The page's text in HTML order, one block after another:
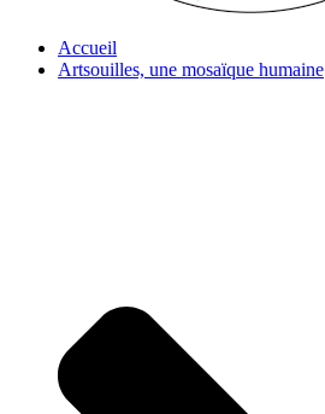
Accueil
Artsouilles, une mosaïque humaine